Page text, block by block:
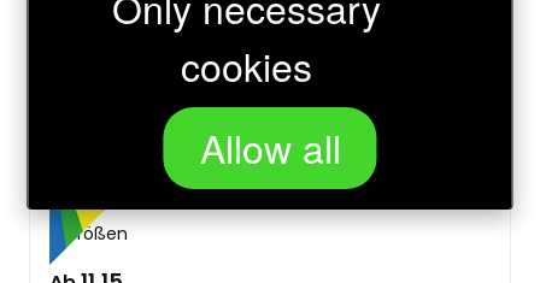
cookies
Allow all
Ansehen und personalisieren
Glaspokal spiegel
3 Größen